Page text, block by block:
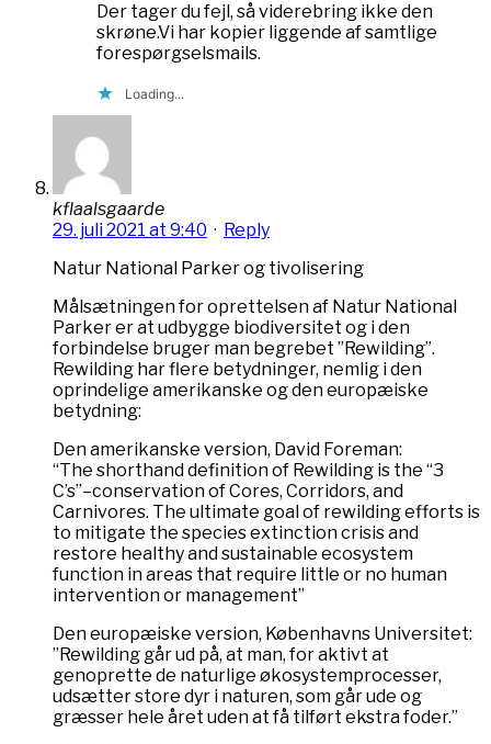
Der tager du fejl, så viderebring ikke den
skrøne.Vi har kopier liggende af samtlige
forespørgselsmails.
Loading...
kflaalsgaarde
29. juli 2021 at 9:40 · Reply
Natur National Parker og tivolisering
Målsætningen for oprettelsen af Natur National
Parker er at udbygge biodiversitet og i den
forbindelse bruger man begrebet ”Rewilding”.
Rewilding har flere betydninger, nemlig i den
oprindelige amerikanske og den europæiske
betydning:
Den amerikanske version, David Foreman:
“The shorthand definition of Rewilding is the “3
C’s”–conservation of Cores, Corridors, and
Carnivores. The ultimate goal of rewilding efforts is
to mitigate the species extinction crisis and
restore healthy and sustainable ecosystem
function in areas that require little or no human
intervention or management”
Den europæiske version, Københavns Universitet:
”Rewilding går ud på, at man, for aktivt at
genoprette de naturlige økosystemprocesser,
udsætter store dyr i naturen, som går ude og
græsser hele året uden at få tilført ekstra foder.”